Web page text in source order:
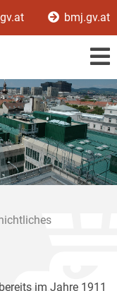
bmj.gv.at
im Jahre 1911